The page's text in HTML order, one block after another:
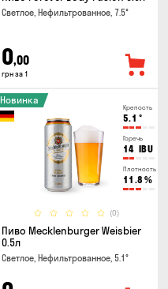
Светлое, Нефильтрованное, 7.5°
0,00
грн за 1
Крепость
5.1 °
Горечь
14 IBU
Плотность
11.8 %
(0)
Новинка
Пиво Mecklenburger Weisbier
0.5л
Светлое, Нефильтрованное, 5.1°